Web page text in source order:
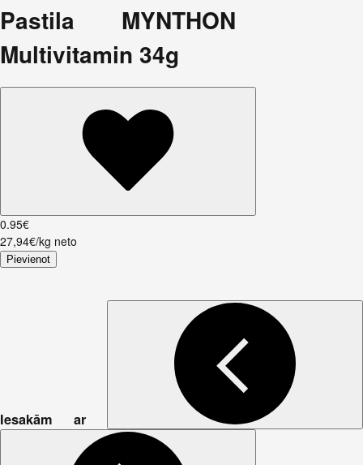
Pastila MYNTHON
Multivitamin 34g
0.95€
27,94€/kg neto
Pievienot
Iesakām ar